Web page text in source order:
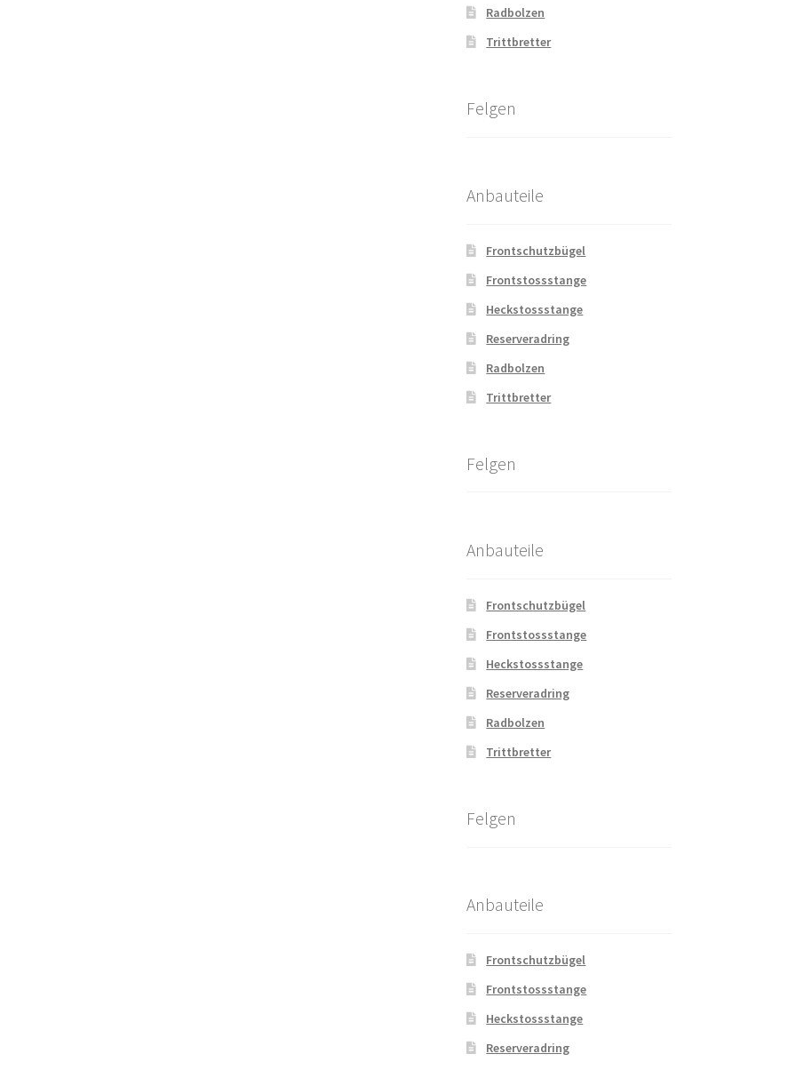
Radbolzen
Trittbretter
Felgen
Anbauteile
Frontschutzbügel
Frontstossstange
Heckstossstange
Reserveradring
Radbolzen
Trittbretter
Felgen
Anbauteile
Frontschutzbügel
Frontstossstange
Heckstossstange
Reserveradring
Radbolzen
Trittbretter
Felgen
Anbauteile
Frontschutzbügel
Frontstossstange
Heckstossstange
Reserveradring